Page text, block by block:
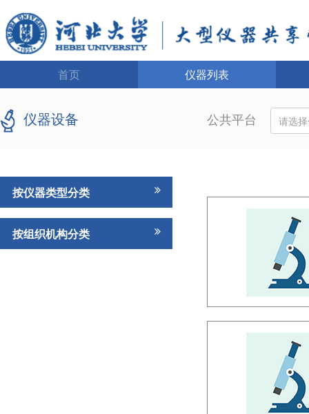
首页 仪器列表
仪器设备 公共平台 请选
按仪器类型分类
按组织机构分类